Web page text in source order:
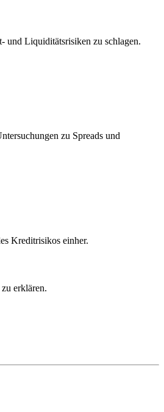
und Liquiditätsrisiken zu schlagen.
zu Spreads und
Kreditrisikos einher.
erklären.